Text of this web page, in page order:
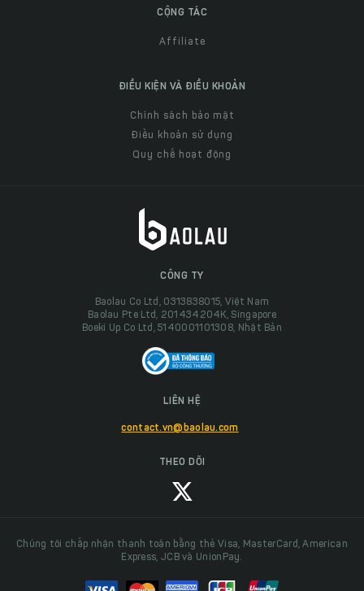
CỘNG TÁC
Affiliate
ĐIỀU KIỆN VÀ ĐIỀU KHOẢN
Chính sách bảo mật
Điều khoản sử dụng
Quy chế hoạt động
CÔNG TY
Baolau Co Ltd, 0313838015, Việt Nam
Baolau Pte Ltd, 201434204K, Singapore
Boeki Up Co Ltd, 5140001101308, Nhật Bản
LIÊN HỆ
contact.vn@baolau.com
THEO DÕI
Chúng tôi chấp nhận thanh toán bằng thẻ Visa, MasterCard, American
Express, JCB và UnionPay.